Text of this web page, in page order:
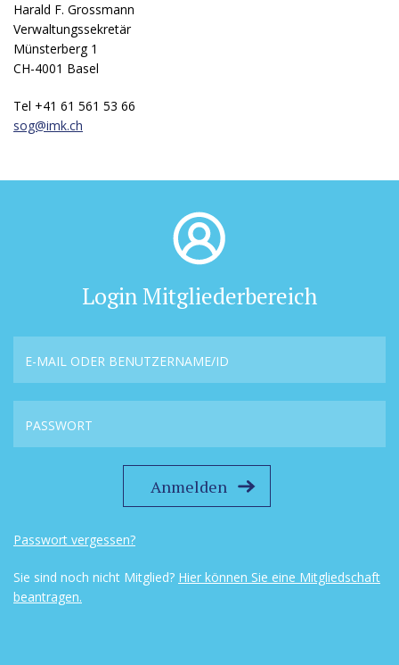
Harald F. Grossmann
Verwaltungssekretär
Münsterberg 1
CH-4001 Basel
Tel +41 61 561 53 66
sog@imk.ch
Login Mitgliederbereich
Passwort vergessen?
Sie sind noch nicht Mitglied? Hier können Sie eine Mitgliedschaft
beantragen.